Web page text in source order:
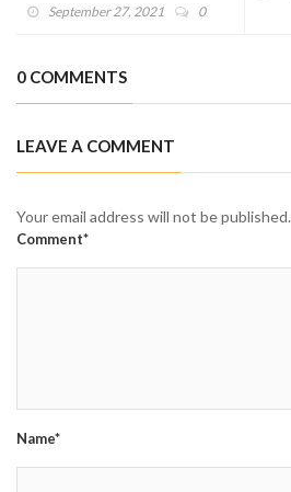
September 27, 2021 0
0 COMMENTS
LEAVE A COMMENT
Your email address will not be published.
Comment*
Name*